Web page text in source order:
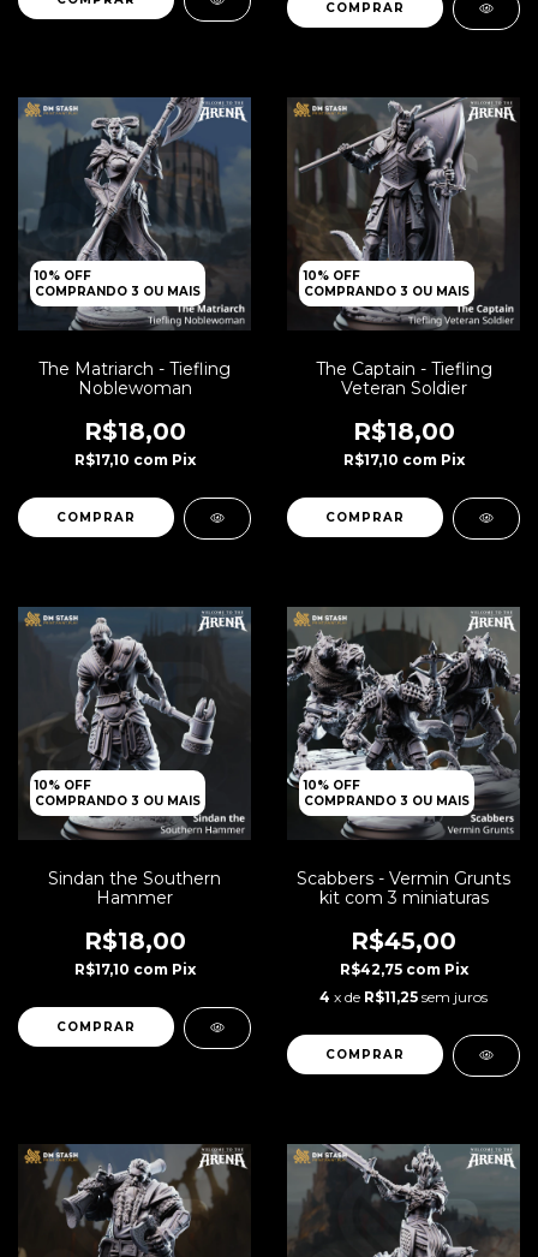
10% OFF
COMPRANDO 3 OU MAIS
The Matriarch - Tiefling
Noblewoman
R$18,00
R$17,10 com Pix
10% OFF
COMPRANDO 3 OU MAIS
The Captain - Tiefling
Veteran Soldier
R$18,00
R$17,10 com Pix
10% OFF
COMPRANDO 3 OU MAIS
Sindan the Southern
Hammer
R$18,00
R$17,10 com Pix
10% OFF
COMPRANDO 3 OU MAIS
Scabbers - Vermin Grunts
kit com 3 miniaturas
R$45,00
R$42,75 com Pix
4 x de R$11,25 sem juros